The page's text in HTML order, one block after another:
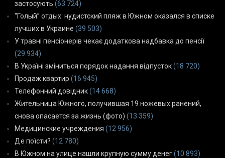
застосують (63 724)
“Голый” отдых: нудистский пляж в Южном оказался в списке
лучших в Украине (39 503)
У травні пенсіонерів чекає додаткова надбавка до пенсії
(29 934)
В Україні зміниться порядок надання відпусток(18 720)
Продаж квартир (16 945)
Телефонний довідник(14 668)
Жительница Южного, получившая 19 ножевых ранений,
снова опасается за жизнь (фото) (13 359)
Медицинские учреждения (12 956)
Де поїсти? (12 780)
В Южном на улице нашли крупную сумму денег(10 893)